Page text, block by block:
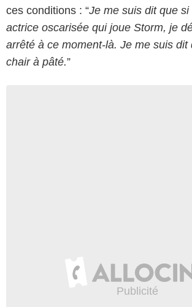
ces conditions : “Je me suis dit que
actrice oscarisée qui joue Storm, je
arrêté à ce moment-là. Je me suis dit
chair à pâté.”